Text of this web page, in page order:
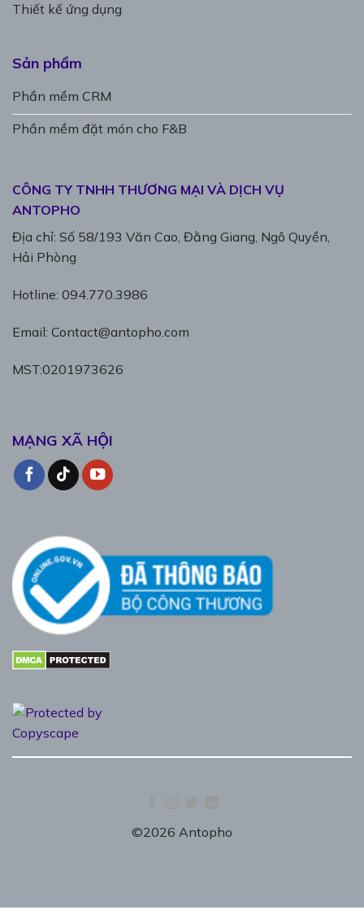
Thiết kế ứng dụng
Sản phẩm
Phần mềm CRM
Phần mềm đặt món cho F&B
CÔNG TY TNHH THƯƠNG MẠI VÀ DỊCH VỤ
ANTOPHO
Địa chỉ: Số 58/193 Văn Cao, Đằng Giang, Ngô Quyền,
Hải Phòng
Hotline: 094.770.3986
Email: Contact@antopho.com
MST:0201973626
MẠNG XÃ HỘI
©2026 Antopho